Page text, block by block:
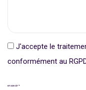
J'accepte le
conformément au
en savoir +